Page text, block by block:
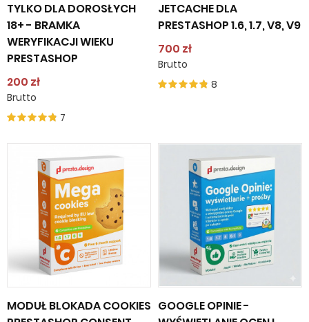
TYLKO DLA DOROSŁYCH
18+ - BRAMKA
WERYFIKACJI WIEKU
PRESTASHOP
200 zł
Brutto
7
JETCACHE DLA
PRESTASHOP 1.6, 1.7, V8, V9
700 zł
Brutto
8
MODUŁ BLOKADA COOKIES GOOGLE OPINIE -